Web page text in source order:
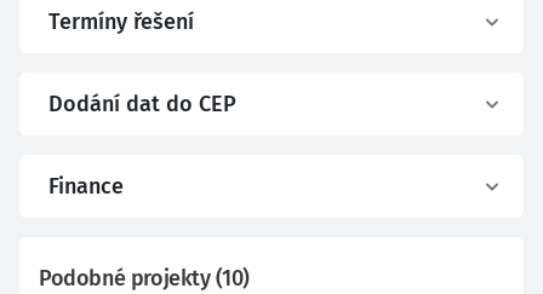
Termíny řešení
Dodání dat do CEP
Finance
Podobné projekty(10)